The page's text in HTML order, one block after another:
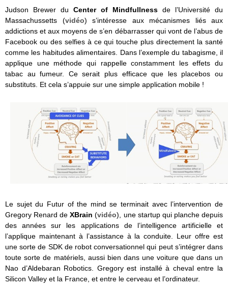
Judson Brewer du Center of Mindfullness de l’Université du
Massachussetts (vidéo) s’intéresse aux mécanismes liés aux
addictions et aux moyens de s’en débarrasser qui vont de l’abus de
Facebook ou des selfies à ce qui touche plus directement la santé
comme les habitudes alimentaires. Dans l’exemple du tabagisme, il
applique une méthode qui rappelle constamment les effets du
tabac au fumeur. Ce serait plus efficace que les placebos ou
substituts. Et cela s’appuie sur une simple application mobile !
Le sujet du Futur of the mind se terminait avec l’intervention de
Gregory Renard deXBrain(vidéo), une startup qui planche depuis
des années sur les applications de l’intelligence artificielle et
l’applique maintenant à l’assistance à la conduite. Leur offre est
une sorte de SDK de robot conversationnel qui peut s’intégrer dans
toute sorte de matériels, aussi bien dans une voiture que dans un
Nao d’Aldebaran Robotics. Gregory est installé à cheval entre la
Silicon Valley et la France, et entre le cerveau et l’ordinateur.